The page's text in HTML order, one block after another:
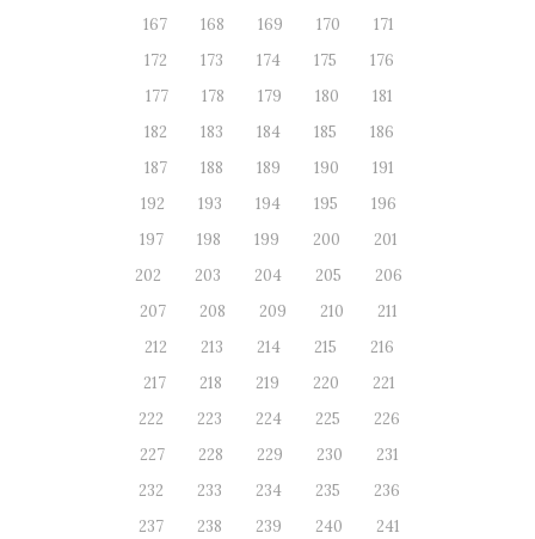
167
168 169 170
171
172
173 174 175
176
177
178 179 180
181
182
183 184 185
186
187
188 189 190
191
192
193 194 195
196
197
198 199 200
201
202
203 204 205
206
207
208 209 210
211
212
213 214 215
216
217
218 219 220
221
222
223 224 225
226
227
228 229 230
231
232
233 234 235
236
237
238 239 240
241